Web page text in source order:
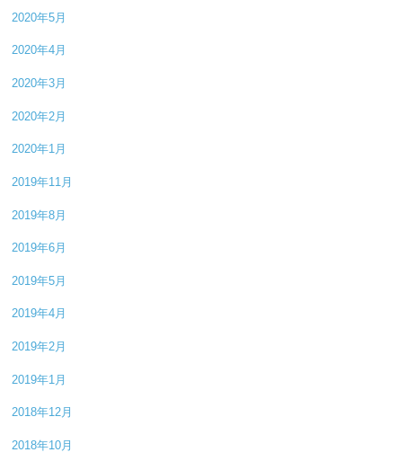
2020年5月
2020年4月
2020年3月
2020年2月
2020年1月
2019年11月
2019年8月
2019年6月
2019年5月
2019年4月
2019年2月
2019年1月
2018年12月
2018年10月